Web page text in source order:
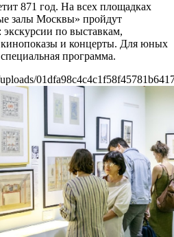
871 год. На всех площадках
залы Москвы» пройдут
по выставкам,
кинопоказы и концерты. Для юных
программа.